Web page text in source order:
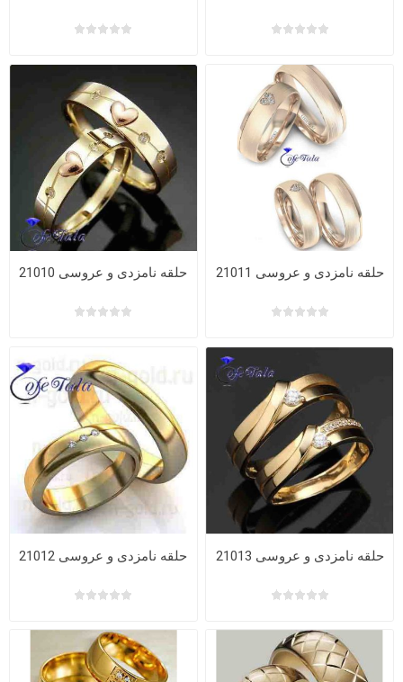
حلقه نامزدی و عروسی 21010 حلقه نامزدی و عروسی 21011
حلقه نامزدی و عروسی 21012 حلقه نامزدی و عروسی 21013